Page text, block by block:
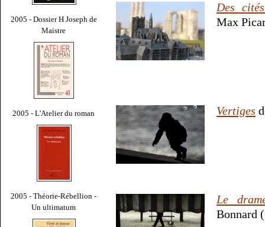
2005 - Dossier H Joseph de
Maistre
2005 - L'Atelier du roman
2005 - Théorie-Rébellion -
Un ultimatum
Des
Max
Vertiges
Le
Bonnard